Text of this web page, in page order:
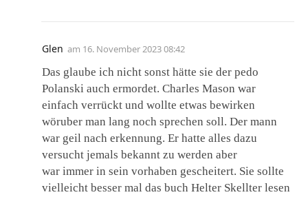
Glen am 16. November 2023 08:42
Das glaube ich nicht sonst hätte sie der pedo
Polanski auch ermordet. Charles Mason war
einfach verrückt und wollte etwas bewirken
wöruber man lang noch sprechen soll. Der mann
war geil nach erkennung. Er hatte alles dazu
versucht jemals bekannt zu werden aber
war immer in sein vorhaben gescheitert. Sie sollte
vielleicht besser mal das buch Helter Skellter lesen